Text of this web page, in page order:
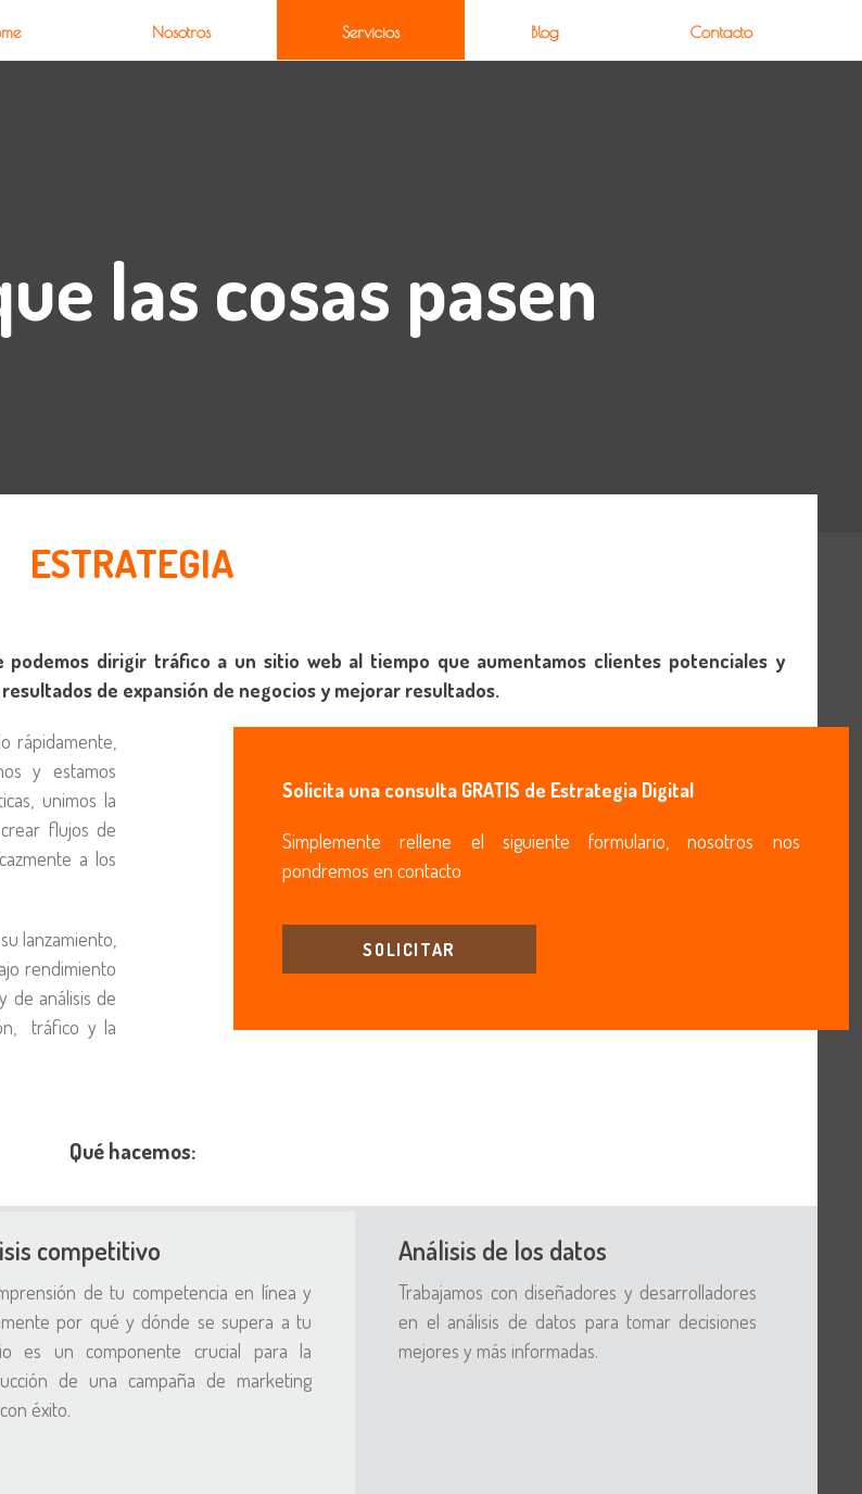
Nosotros Servicios Blog Contacto
las cosas pasen
ESTRATEGIA
dirigir tráfico a un sitio web al tiempo que aumentamos clientes potenciales y
de expansión de negocios y mejorar resultados.
rápidamente,
y estamos
unimos la
flujos de
a los
lanzamiento,
rendimiento
de análisis de
tráfico y la
Solicita una consulta GRATIS de Estrategia Digital
Simplemente rellene el siguiente formulario, nosotros nos
pondremos en contacto
SOLICITAR
Qué hacemos:
competitivo
de tu competencia en línea y
por qué y dónde se supera a tu
es un componente crucial para la
de una campaña de marketing
éxito.
Análisis de los datos
Trabajamos con diseñadores y desarrolladores
en el análisis de datos para tomar decisiones
mejores y más informadas.